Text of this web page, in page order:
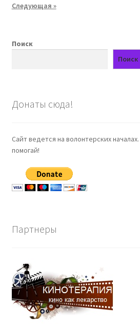
Следующая »
Поиск
Поиск
Донаты сюда!
Сайт ведется на волонтерских
помогай!
Партнеры